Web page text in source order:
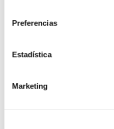
Preferencias
Estadística
Marketing